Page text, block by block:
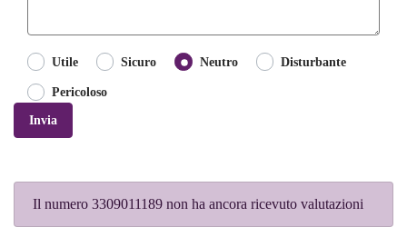
Utile Sicuro Neutro Disturbante
Pericoloso
Invia
Il numero 3309011189 non ha ancora ricevuto valutazioni